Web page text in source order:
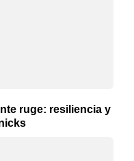
ruge: resiliencia y